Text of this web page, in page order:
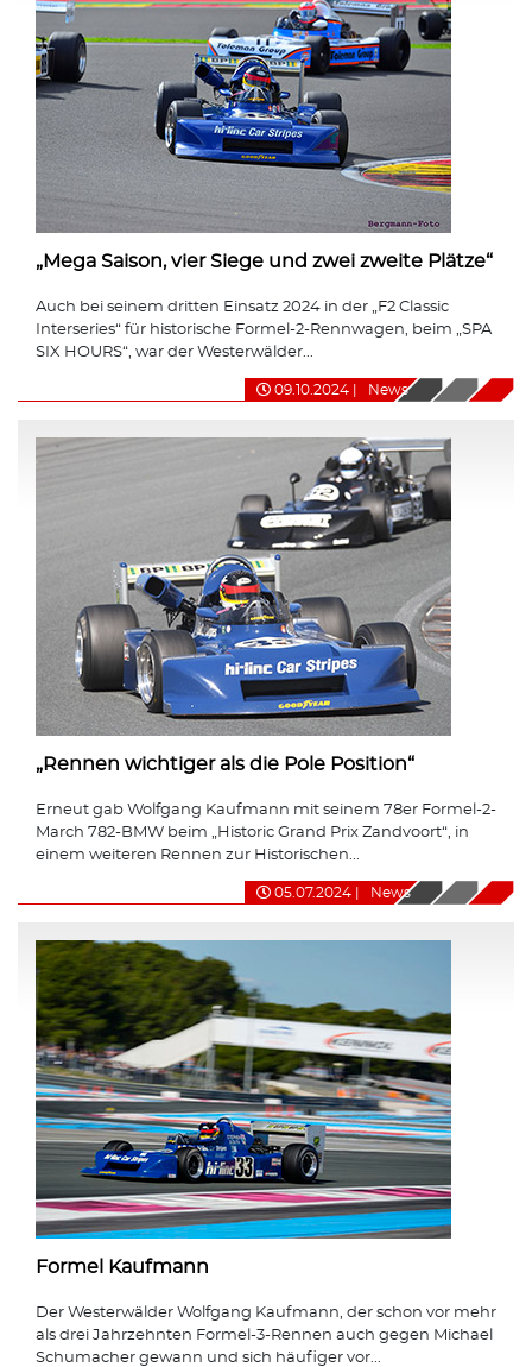
„Mega Saison, vier Siege und zwei zweite Plätze“
Auch bei seinem dritten Einsatz 2024 in der „F2 Classic
Interseries“ für historische Formel-2-Rennwagen, beim „SPA
SIX HOURS“, war der Westerwälder...
09.10.2024 News
„Rennen wichtiger als die Pole Position“
Erneut gab Wolfgang Kaufmann mit seinem 78er Formel-2-
March 782-BMW beim „Historic Grand Prix Zandvoort“, in
einem weiteren Rennen zur Historischen...
05.07.2024 News
Formel Kaufmann
Der Westerwälder Wolfgang Kaufmann, der schon vor mehr
als drei Jahrzehnten Formel-3-Rennen auch gegen Michael
Schumacher gewann und sich häufiger vor...